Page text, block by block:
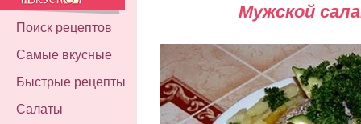
Поиск рецептов
Самые вкусные
Быстрые рецепты
Салаты
Мужской